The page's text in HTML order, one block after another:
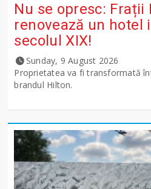
Nu se opresc: Frații
renovează un hotel
secolul XIX!
Sunday, 9 August 2026
Proprietatea va fi transformată
brandul Hilton.